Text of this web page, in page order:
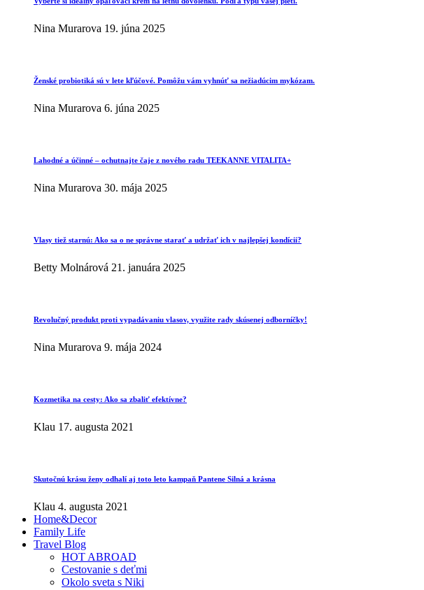
Nina Murarova 19. júna 2025
Ženské probiotiká sú v lete kľúčové. Pomôžu vám vyhnúť sa nežiadúcim mykózam.
Nina Murarova 6. júna 2025
Lahodné a účinné – ochutnajte čaje z nového radu TEEKANNE VITALITA+
Nina Murarova 30. mája 2025
Vlasy tiež starnú: Ako sa o ne správne starať a udržať ich v najlepšej kondícii?
Betty Molnárová 21. januára 2025
Revolučný produkt proti vypadávaniu vlasov, využite rady skúsenej odborníčky!
Nina Murarova 9. mája 2024
Kozmetika na cesty: Ako sa zbaliť efektívne?
Klau 17. augusta 2021
Skutočnú krásu ženy odhalí aj toto leto kampaň Pantene Silná a krásna
Klau 4. augusta 2021
Home&Decor
Family Life
Travel Blog
HOT ABROAD
Cestovanie s deťmi
Okolo sveta s Niki